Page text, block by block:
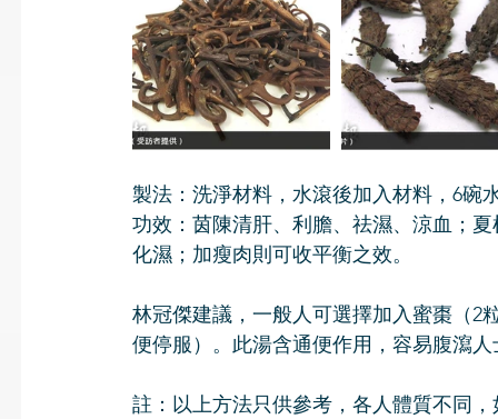
製法：洗淨材料，水滾後加入材料，6碗
功效：茵陳清肝、利膽、祛濕、涼血；
化濕；加瘦肉則可收平衡之效。
林冠傑建議，一般人可選擇加入蜜棗（2
便停服）。此湯含通便作用，容易腹瀉
註：以上方法只供參考，各人體質不同